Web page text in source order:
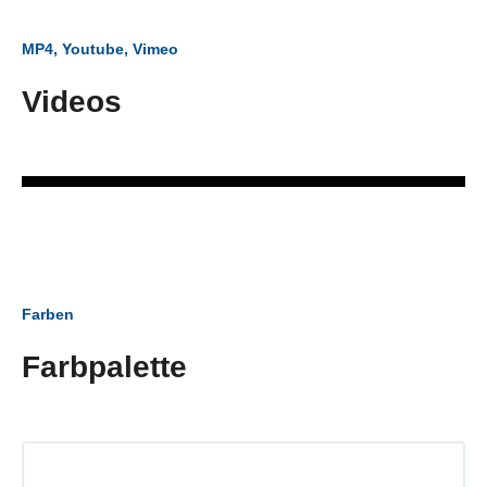
MP4, Youtube, Vimeo
Videos
Farben
Farbpalette